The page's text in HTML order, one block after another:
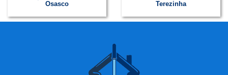
Osasco
Terezinha